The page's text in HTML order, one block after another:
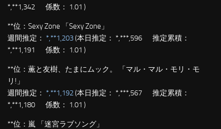
*,**1,342 係数： 1.01 )
**位： Sexy Zone 「Sexy Zone」
週間推定： *,**1,203(本日推定： *,***,596 推定累積：
*,**1,191 係数： 1.01 )
**位： 薫と友樹、たまにムック。 「マル・マル・モリ・モ
リ!」
週間推定： *,**1,192(本日推定： *,***,567 推定累積：
*,**1,180 係数： 1.01 )
**位： 嵐 「迷宮ラブソング」